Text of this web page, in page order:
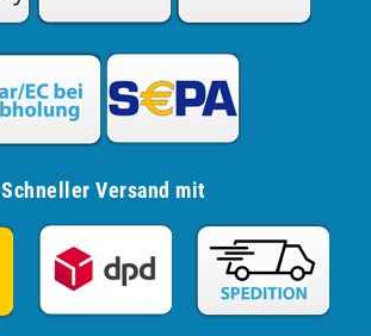
Schneller Versand mit